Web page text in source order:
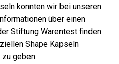
konnten wir bei unseren
über einen
Stiftung Warentest finden.
Shape Kapseln
geben.